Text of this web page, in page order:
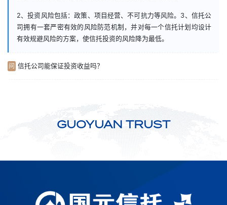
2、投资风险包括：政策、项目经营、不可抗力等风险。3、信托公
司拥有一套严密有效的风险防范机制，并对每一个信托计划均设计
有效规避风险的方案，使信托投资的风险降为最低。
信托公司能保证投资收益吗？
GUOYUAN TRUST